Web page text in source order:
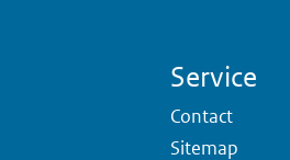
Service
Contact
Sitemap